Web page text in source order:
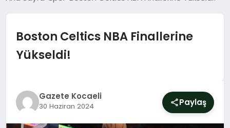
TEKNOLOJI
EKONOMI
MAGAZIN
SIYASET
Boston Celtics NBA Finallerine
Yükseldi!
Gazete Kocaeli
30 Haziran 2024 Paylaş